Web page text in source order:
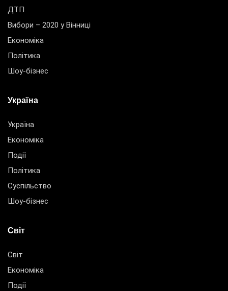
ДТП
Вибори – 2020 у Вінниці
Економіка
Політика
Шоу-бізнес
Україна
Україна
Економіка
Події
Політика
Суспільство
Шоу-бізнес
Світ
Світ
Економіка
Події